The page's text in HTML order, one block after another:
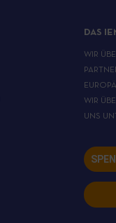
DAS
WIR
WIR
UNS